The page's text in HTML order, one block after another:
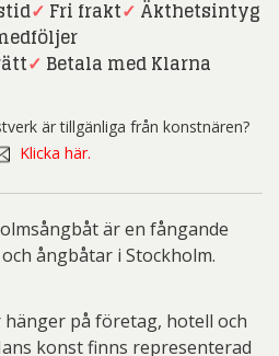
✓ Fri frakt✓ Äkthetsintyg
✓ Betala med Klarna
är tillgänliga från konstnären?
Klicka här.
är en fångande
ångbåtar i Stockholm.
hänger på företag, hotell och
konst finns representerad